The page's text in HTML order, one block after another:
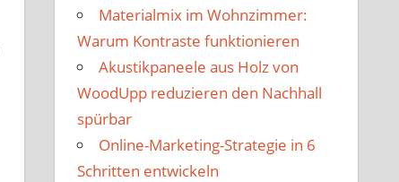
Materialmix im Wohnzimmer:
Warum Kontraste funktionieren
Akustikpaneele aus Holz von
WoodUpp reduzieren den Nachhall
spürbar
Online-Marketing-Strategie in 6
Schritten entwickeln